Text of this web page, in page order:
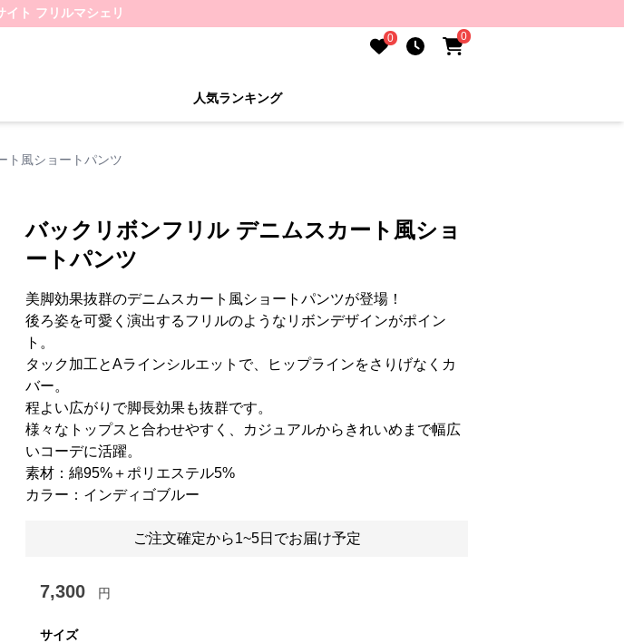
イト フリルマシェリ
0 0
人気ランキング
ト風ショートパンツ
slide
バックリボンフリル デニムスカート風ショ
ートパンツ
美脚効果抜群のデニムスカート風ショートパンツが登場！
後ろ姿を可愛く演出するフリルのようなリボンデザインがポイン
ト。
タック加工とAラインシルエットで、ヒップラインをさりげなくカ
バー。
程よい広がりで脚長効果も抜群です。
様々なトップスと合わせやすく、カジュアルからきれいめまで幅広
いコーデに活躍。
素材：綿95%＋ポリエステル5%
カラー：インディゴブルー
ご注文確定から1~5日でお届け予定
7,300 円
サイズ